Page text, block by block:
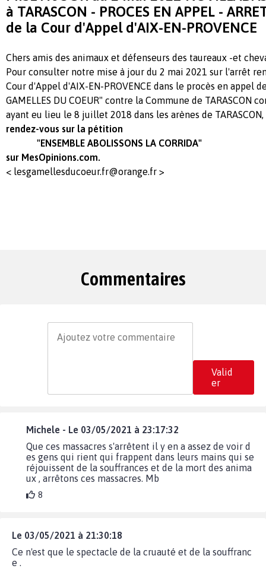
à TARASCON - PROCES EN APPEL -
de la Cour d'Appel d'AIX-EN-PROVENCE
Chers amis des animaux et défenseurs des taureaux -et
Pour consulter notre mise à jour du 2 mai 2021 sur l'arrêt
Cour d'Appel d'AIX-EN-PROVENCE dans le procès en appel
GAMELLES DU COEUR" contre la Commune de TARASCON
ayant eu lieu le 8 juillet 2018 dans les arènes de TARASCON,
rendez-vous sur la pétition
"ENSEMBLE ABOLISSONS LA CORRIDA"
sur MesOpinions.com.
< lesgamellesducoeur.fr@orange.fr >
Commentaires
Valid
er
Michele - Le 03/05/2021 à 23:17:32
Que ces massacres s'arrêtent il y en a assez de voir d
es gens qui rient qui frappent dans leurs mains qui se
réjouissent de la souffrances et de la mort des anima
ux , arrêtons ces massacres. Mb
8
Le 03/05/2021 à 21:30:18
Ce n'est que le spectacle de la cruauté et de la souffranc
e .